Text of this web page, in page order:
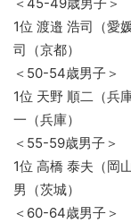
1位 渡邉 浩司（愛
司（京都）
＜50-54歳男子＞
1位 天野 順二（兵
一（兵庫）
＜55-59歳男子＞
1位 高橋 泰夫（岡
男（茨城）
＜60-64歳男子＞